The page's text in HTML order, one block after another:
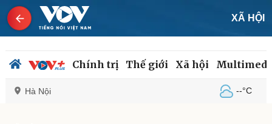
XÃ HỘI
Chính trị Thế giới Xã hội
Hà Nội --°C